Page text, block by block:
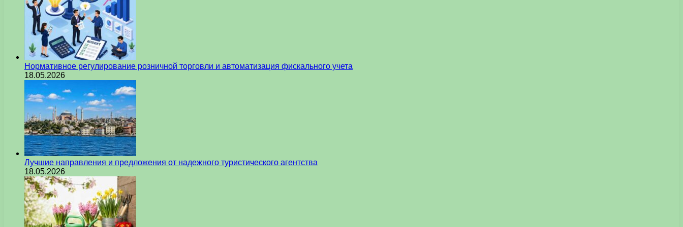
Нормативное регулирование розничной торговли и автоматизация фискального учета
18.05.2026
Лучшие направления и предложения от надежного туристического агентства
18.05.2026